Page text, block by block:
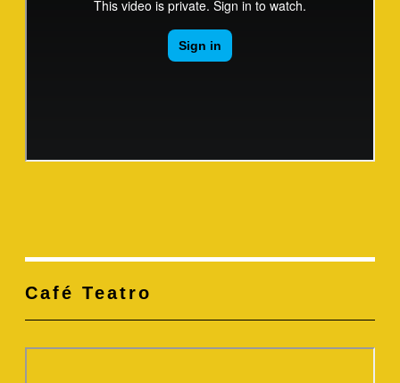
Café Teatro